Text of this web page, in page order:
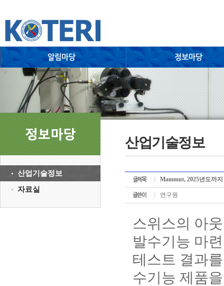
산업기술정보
자료실
산업기술정보
Mammut, 2025년도까
연구원
스위스의 아
발수기능 마
테스트 결과
수기능 제품